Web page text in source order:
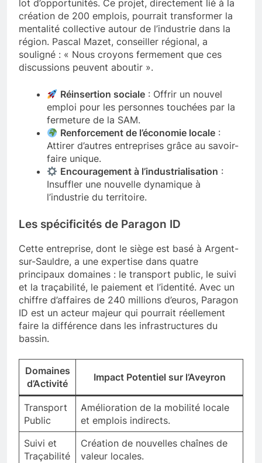
lot d’opportunités. Ce projet, directement lié à la
création de 200 emplois, pourrait transformer la
mentalité collective autour de l’industrie dans la
région. Pascal Mazet, conseiller régional, a
souligné : « Nous croyons fermement que ces
discussions peuvent aboutir ».
Réinsertion sociale : Offrir un nouvel
emploi pour les personnes touchées par la
fermeture de la SAM.
Renforcement de l’économie locale :
Attirer d’autres entreprises grâce au savoir-
faire unique.
Encouragement à l’industrialisation :
Insuffler une nouvelle dynamique à
l’industrie du territoire.
Les spécificités de Paragon ID
Cette entreprise, dont le siège est basé à Argent-
sur-Sauldre, a une expertise dans quatre
principaux domaines : le transport public, le suivi
et la traçabilité, le paiement et l’identité. Avec un
chiffre d’affaires de 240 millions d’euros, Paragon
ID est un acteur majeur qui pourrait réellement
faire la différence dans les infrastructures du
bassin.
Domaines
d’Activité
Impact Potentiel sur l’Aveyron
Transport
Public
Amélioration de la mobilité locale
et emplois indirects.
Suivi et
Traçabilité
Création de nouvelles chaînes de
valeur locales.